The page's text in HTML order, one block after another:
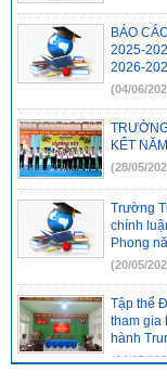
2397/QĐ-UBND (26/
31/2022/NQ-HĐND
BÁO
2025-
2026-
(04/06/
KẾT
(28/05/
Trường
chính
Phong
(20/05/
Tập thể
tham gia
hành
(14/05/